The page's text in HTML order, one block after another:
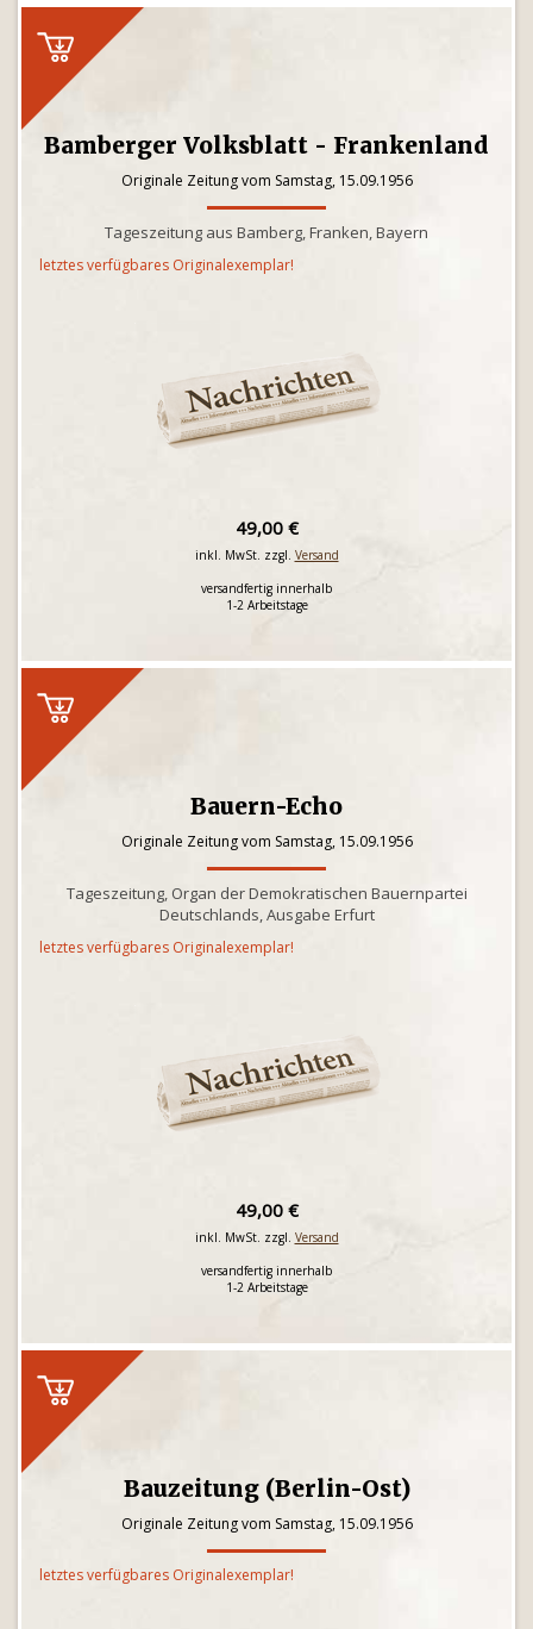
Bamberger Volksblatt - Frankenland
Originale Zeitung vom Samstag, 15.09.1956
Tageszeitung aus Bamberg, Franken, Bayern
letztes verfügbares Originalexemplar!
49,00 €
inkl. MwSt. zzgl. Versand
versandfertig innerhalb
1-2 Arbeitstage
Bauern-Echo
Originale Zeitung vom Samstag, 15.09.1956
Tageszeitung, Organ der Demokratischen Bauernpartei
Deutschlands, Ausgabe Erfurt
letztes verfügbares Originalexemplar!
49,00 €
inkl. MwSt. zzgl. Versand
versandfertig innerhalb
1-2 Arbeitstage
Bauzeitung (Berlin-Ost)
Originale Zeitung vom Samstag, 15.09.1956
letztes verfügbares Originalexemplar!